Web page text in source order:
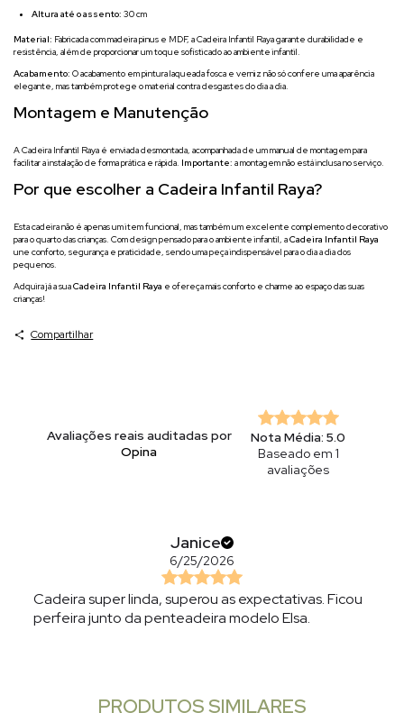
Altura até o assento: 30 cm
Material: Fabricada com madeira pinus e MDF, a Cadeira Infantil Raya garante durabilidade e
resistência, além de proporcionar um toque sofisticado ao ambiente infantil.
Acabamento: O acabamento em pintura laqueada fosca e verniz não só confere uma aparência
elegante, mas também protege o material contra desgastes do dia a dia.
Montagem e Manutenção
A Cadeira Infantil Raya é enviada desmontada, acompanhada de um manual de montagem para
facilitar a instalação de forma prática e rápida. Importante: a montagem não está inclusa no serviço.
Por que escolher a Cadeira Infantil Raya?
Esta cadeira não é apenas um item funcional, mas também um excelente complemento decorativo
para o quarto das crianças. Com design pensado para o ambiente infantil, aCadeira Infantil Raya
une conforto, segurança e praticidade, sendo uma peça indispensável para o dia a dia dos
pequenos.
Adquira já a suaCadeira Infantil Raya e ofereça mais conforto e charme ao espaço das suas
crianças!
Compartilhar
Avaliações reais auditadas por
Opina
Nota Média: 5.0
Baseado em 1
avaliações
Janice
6/25/2026
Cadeira super linda, superou as expectativas. Ficou
perfeira junto da penteadeira modelo Elsa.
PRODUTOS SIMILARES